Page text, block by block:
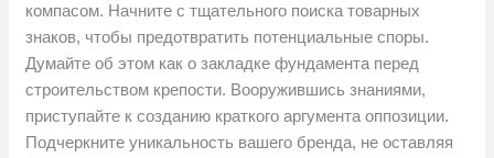
компасом. Начните с тщательного поиска товарных
знаков, чтобы предотвратить потенциальные споры.
Думайте об этом как о закладке фундамента перед
строительством крепости. Вооружившись знаниями,
приступайте к созданию краткого аргумента оппозиции.
Подчеркните уникальность вашего бренда, не оставляя